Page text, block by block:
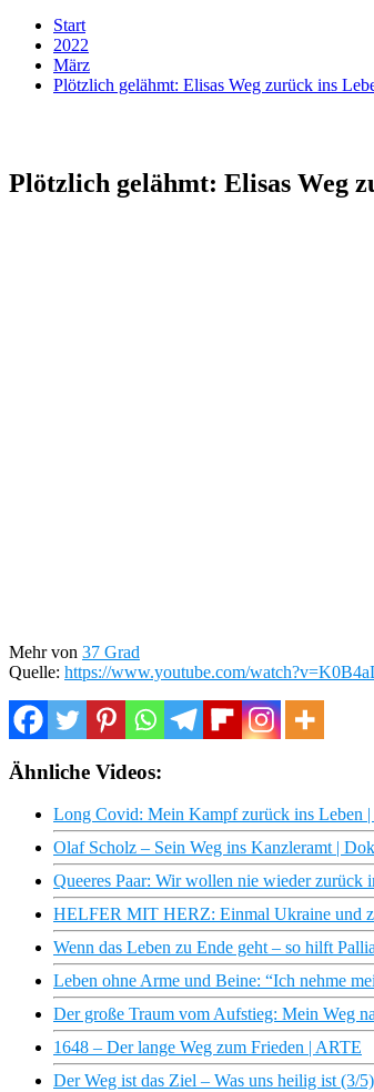
Start
2022
März
Plötzlich gelähmt: Elisas Weg zurück ins
Plötzlich gelähmt: Elisas Weg
Mehr von 37 Grad
Quelle: https://www.youtube.com/
Ähnliche Videos:
Long Covid: Mein Kampf zurück ins Leben
Olaf Scholz – Sein Weg ins Kanzleramt |
Queeres Paar: Wir wollen nie wieder zurück
HELFER MIT HERZ: Einmal Ukraine und
Wenn das Leben zu Ende geht – so hilft
Leben ohne Arme und Beine: “Ich nehme
Der große Traum vom Aufstieg: Mein Weg
1648 – Der lange Weg zum Frieden | ARTE
Der Weg ist das Ziel – Was uns heilig ist (3/